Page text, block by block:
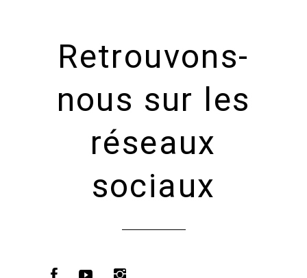
Retrouvons-
nous sur les
réseaux
sociaux